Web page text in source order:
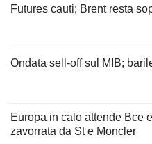
Futures cauti; Brent resta
Ondata sell-off sul MIB;
Europa in calo attende Bce
zavorrata da St e Moncler